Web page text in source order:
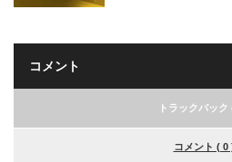
コメント
トラックバック
コメント ( 0